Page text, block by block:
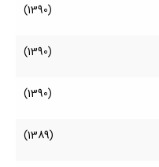
(1390)
(1390)
(1390)
(1389)